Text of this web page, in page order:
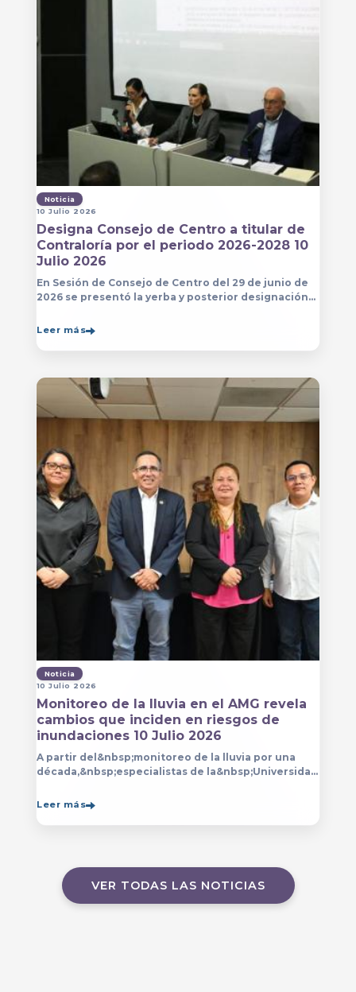
Noticia
10 Julio 2026
Designa Consejo de Centro a titular de
Contraloría por el periodo 2026-2028 10
Julio 2026
En Sesión de Consejo de Centro del 29 de junio de
2026 se presentó la yerba y posterior designación
del Centro Universitario de Arte, Arquitectura
Leer más
Noticia
10 Julio 2026
Monitoreo de la lluvia en el AMG revela
cambios que inciden en riesgos de
inundaciones 10 Julio 2026
A partir del&nbsp;monitoreo de la lluvia por una
década,&nbsp;especialistas de la&nbsp;Universidad
Leer más
VER TODAS LAS NOTICIAS